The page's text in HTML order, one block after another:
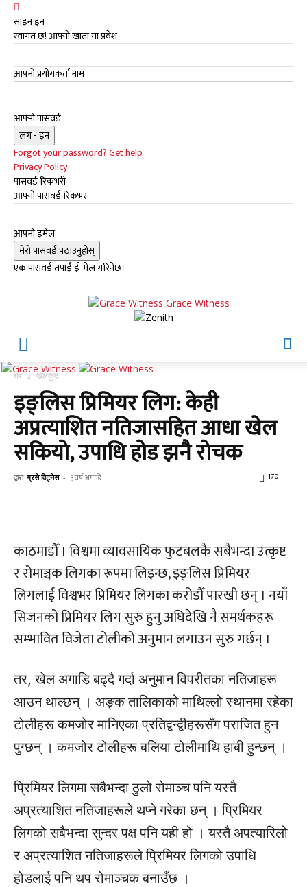
साइन इन
स्वागत छ! आफ्नो खाता मा प्रवेश
आफ्नो प्रयोगकर्ता नाम
आफ्नो पासवर्ड
Forgot your password? Get help
Privacy Policy
पासवर्ड रिकभरी
आफ्नो पासवर्ड रिकभर
आफ्नो इमेल
एक पासवर्ड तपाईं ई-मेल गरिनेछ।
Grace Witness
घर खेलकुद
इङ्लिस प्रिमियर लिग: केही
अप्रत्याशित नतिजासहित आधा खेल
सकियो, उपाधि होड झनै रोचक
द्वारा ग्रसे विट्नेस - ३ वर्ष अगाडि 170
काठमाडौँ । विश्वमा व्यावसायिक फुटबलकै सबैभन्दा उत्कृष्ट
र रोमाञ्चक लिगका रूपमा लिइन्छ, इङ्लिस प्रिमियर
लिगलाई विश्वभर प्रिमियर लिगका करोडौँ पारखी छन् । नयाँ
सिजनको प्रिमियर लिग सुरु हुनु अघिदेखि नै समर्थकहरू
सम्भावित विजेता टोलीको अनुमान लगाउन सुरु गर्छन् ।
तर, खेल अगाडि बढ्दै गर्दा अनुमान विपरीतका नतिजाहरू
आउन थाल्छन् । अङ्क तालिकाको माथिल्लो स्थानमा रहेका
टोलीहरू कमजोर मानिएका प्रतिद्वन्द्वीहरूसँग पराजित हुन
पुग्छन् । कमजोर टोलीहरू बलिया टोलीमाथि हाबी हुन्छन् ।
प्रिमियर लिगमा सबैभन्दा ठुलो रोमाञ्च पनि यस्तै
अप्रत्याशित नतिजाहरूले थप्ने गरेका छन् । प्रिमियर
लिगको सबैभन्दा सुन्दर पक्ष पनि यही हो । यस्तै अपत्यारिलो
र अप्रत्याशित नतिजाहरूले प्रिमियर लिगको उपाधि
होडलाई पनि थप रोमाञ्चक बनाउँछ ।